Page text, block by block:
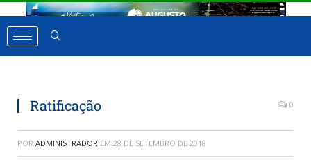
Ratificação 0
POR ADMINISTRADOR EM 28 DE SETEMBRO DE 2018